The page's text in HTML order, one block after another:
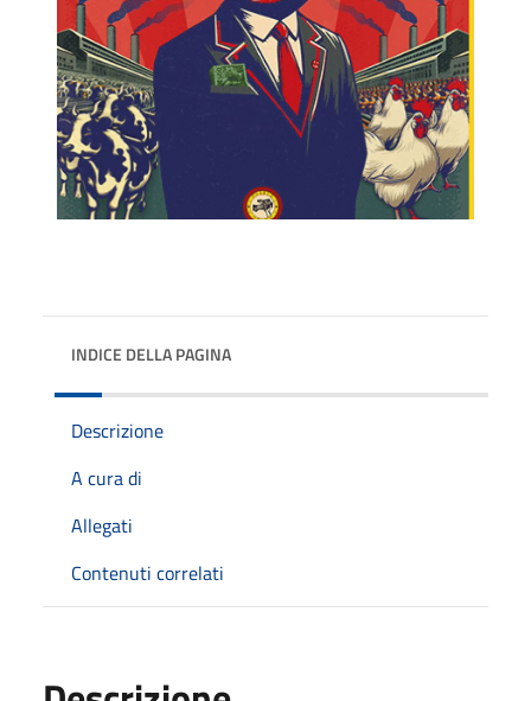
INDICE DELLA PAGINA
Descrizione
A cura di
Allegati
Contenuti correlati